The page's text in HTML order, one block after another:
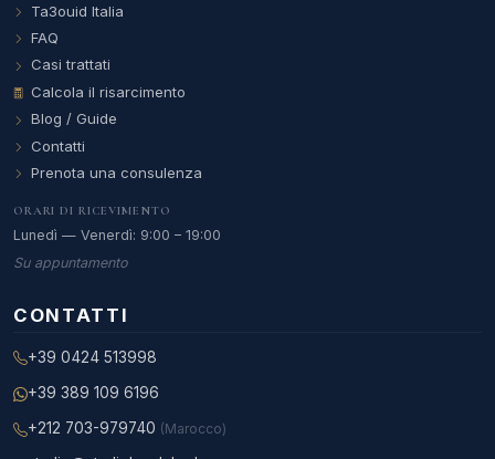
Ta3ouid Italia
FAQ
Casi trattati
Calcola il risarcimento
Blog / Guide
Contatti
Prenota una consulenza
ORARI DI RICEVIMENTO
Lunedì — Venerdì: 9:00 – 19:00
Su appuntamento
CONTATTI
+39 0424 513998
+39 389 109 6196
+212 703-979740 (Marocco)